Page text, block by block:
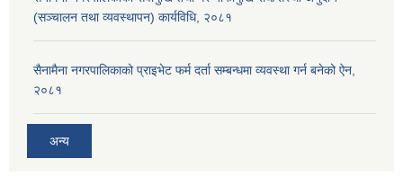
(सञ्चालन तथा व्यवस्थापन) कार्यविधि, २०८१
सैनामैना नगरपालिकाको प्राइभेट फर्म दर्ता सम्बन्धमा व्यवस्था गर्न बनेको ऐन,
२०८१
अन्य